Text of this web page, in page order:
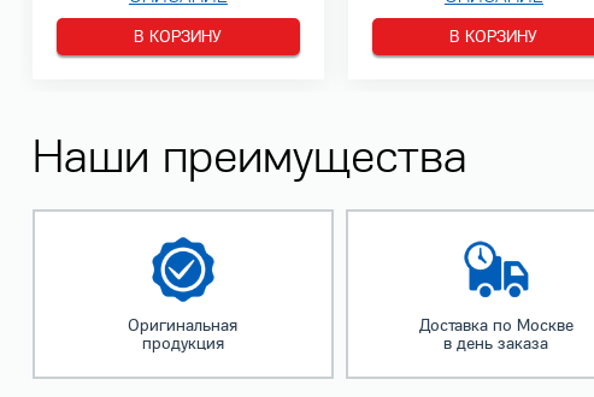
В КОРЗИНУ В КОРЗИНУ
Наши преимущества
Оригинальная
продукция
Доставка по Москве
в день заказа